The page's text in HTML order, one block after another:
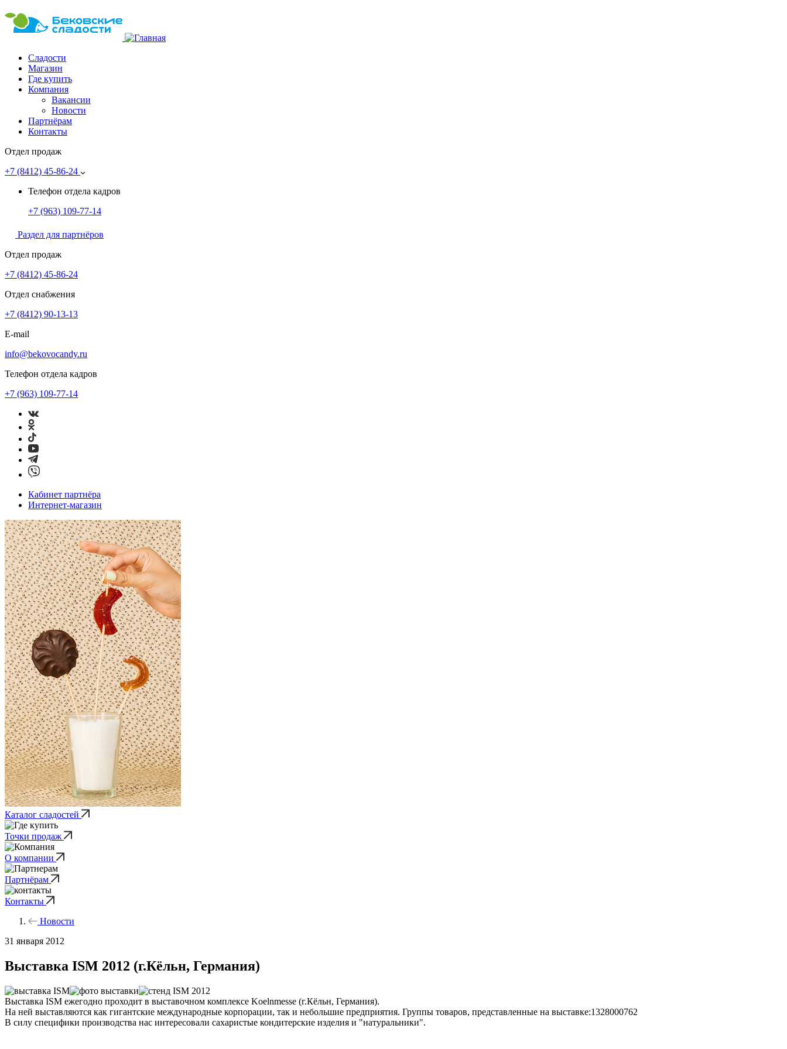
Сладости
Магазин
Где купить
Компания
Вакансии
Новости
Партнёрам
Контакты
Отдел продаж
+7 (8412) 45-86-24
Телефон отдела кадров
+7 (963) 109-77-14
Раздел для партнёров
Отдел продаж
+7 (8412) 45-86-24
Отдел снабжения
+7 (8412) 90-13-13
E-mail
info@bekovocandy.ru
Телефон отдела кадров
+7 (963) 109-77-14
Кабинет партнёра
Интернет-магазин
Каталог сладостей
Точки продаж
О компании
Партнёрам
Контакты
Новости
31 января 2012
Выставка ISM 2012 (г.Кёльн, Германия)
Выставка ISM ежегодно проходит в выставочном комплексе Koelnmesse (г.Кёльн, Германия).
На ней выставляются как гигантские международные корпорации, так и небольшие предприятия. Группы товаров, представленные на выставке:1328000762
В силу специфики производства нас интересовали сахаристые кондитерские изделия и "натуральники".